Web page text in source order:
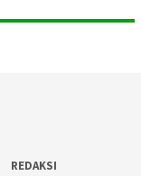
REDAKSI